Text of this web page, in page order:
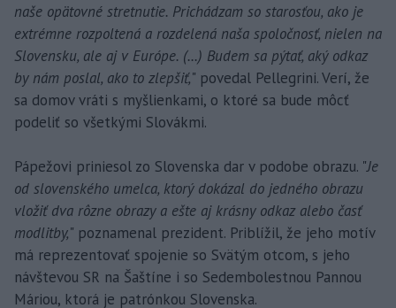
naše opätovné stretnutie. Prichádzam so starosťou, ako je
extrémne rozpoltená a rozdelená naša spoločnosť, nielen na
Slovensku, ale aj v Európe. (...) Budem sa pýtať, aký odkaz
by nám poslal, ako to zlepšiť," povedal Pellegrini. Verí, že
sa domov vráti s myšlienkami, o ktoré sa bude môcť
podeliť so všetkými Slovákmi.
Pápežovi priniesol zo Slovenska dar v podobe obrazu. "Je
od slovenského umelca, ktorý dokázal do jedného obrazu
vložiť dva rôzne obrazy a ešte aj krásny odkaz alebo časť
modlitby," poznamenal prezident. Priblížil, že jeho motív
má reprezentovať spojenie so Svätým otcom, s jeho
návštevou SR na Šaštíne i so Sedembolestnou Pannou
Máriou, ktorá je patrónkou Slovenska.